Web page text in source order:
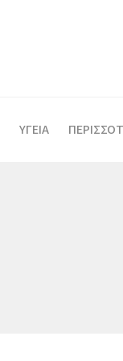
ΥΓΕΙΑ